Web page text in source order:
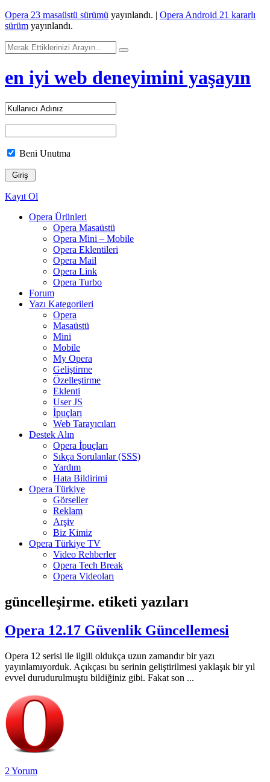
Opera 23 masaüstü sürümü yayınlandı. | Opera Android 21 kararlı
sürüm yayınlandı.
en iyi web deneyimini yaşayın
Beni Unutma
Kayıt Ol
Opera Ürünleri
Opera Masaüstü
Opera Mini – Mobile
Opera Eklentileri
Opera Mail
Opera Link
Opera Turbo
Forum
Yazı Kategorileri
Opera
Masaüstü
Mini
Mobile
My Opera
Geliştirme
Özelleştirme
Eklenti
User JS
İpuçları
Web Tarayıcıları
Destek Alın
Opera İpuçları
Sıkça Sorulanlar (SSS)
Yardım
Hata Bildirimi
Opera Türkiye
Görseller
Reklam
Arşiv
Biz Kimiz
Opera Türkiye TV
Video Rehberler
Opera Tech Break
Opera Videoları
güncelleşirme. etiketi yazıları
Opera 12.17 Güvenlik Güncellemesi
Opera 12 serisi ile ilgili oldukça uzun zamandır bir yazı
yayınlamıyorduk. Açıkçası bu serinin geliştirilmesi yaklaşık bir yıl
evvel durudurulmuştu bildiğiniz gibi. Fakat son ...
2 Yorum